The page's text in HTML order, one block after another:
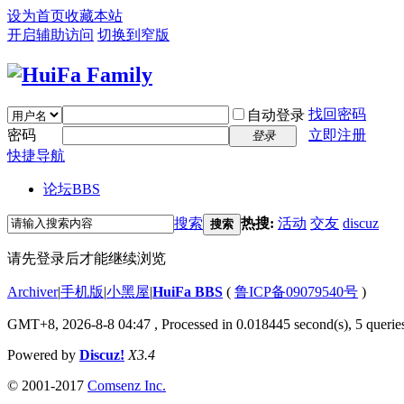
设为首页收藏本站
开启辅助访问 切换到窄版
自动登录 找回密码
密码
登录
立即注册
快捷导航
论坛BBS
搜索 搜索 热搜: 活动 交友 discuz
请先登录后才能继续浏览
Archiver|手机版|小黑屋|HuiFa BBS ( 鲁ICP备09079540号 )
GMT+8, 2026-8-8 04:47 , Processed in 0.018445 second(s), 5
Powered by Discuz! X3.4
© 2001-2017 Comsenz Inc.